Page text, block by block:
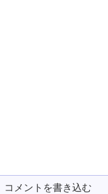
コメントを書き込む